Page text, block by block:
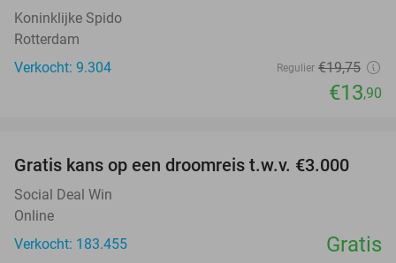
Koninklijke Spido
Rotterdam
Verkocht: 9.304
Regulier €19,75
€13,90
Gratis kans op een droomreis t.w.v. €3.000
Social Deal Win
Online
Verkocht: 183.455
Gratis